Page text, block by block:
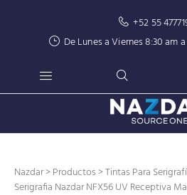
+52 55
De Lunes a Viernes 8:30 am
Nazdar>Productos>Tintas Para
Serigrafia Nazdar NFX56 UV Receptiva